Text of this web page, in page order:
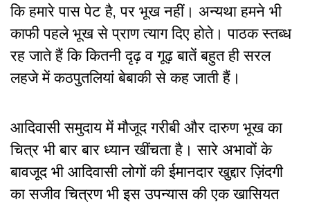
कि हमारे पास पेट है, पर भूख नहीं। अन्यथा हमने भी
काफी पहले भूख से प्राण त्याग दिए होते। पाठक स्तब्ध
रह जाते हैं कि कितनी दृढ़ व गूढ़ बातें बहुत ही सरल
लहजे में कठपुतलियां बेबाकी से कह जाती हैं।
आदिवासी समुदाय में मौजूद गरीबी और दारुण भूख का
चित्र भी बार बार ध्यान खींचता है। सारे अभावों के
बावजूद भी आदिवासी लोगों की ईमानदार खुद्दार ज़िंदगी
का सजीव चित्रण भी इस उपन्यास की एक खासियत